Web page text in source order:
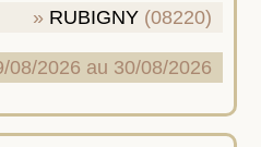
RUBIGNY (08220)
08/2026 au 30/08/2026